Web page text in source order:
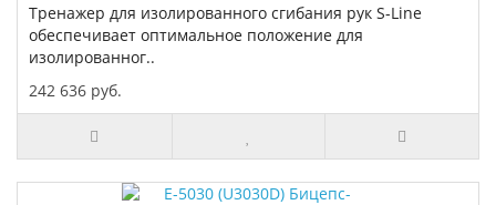
Тренажер для изолированного сгибания рук S-Line
обеспечивает оптимальное положение для
изолированног..
242 636 руб.